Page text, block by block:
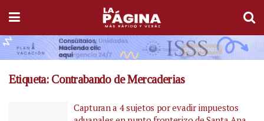
Etiqueta: Contrabando de Mercaderias
Capturan a 4 sujetos por evadir impuestos